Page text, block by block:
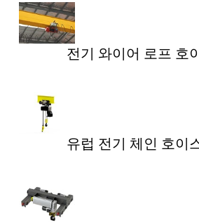
전기 와이어 로프 호
유럽 전기 체인 호이